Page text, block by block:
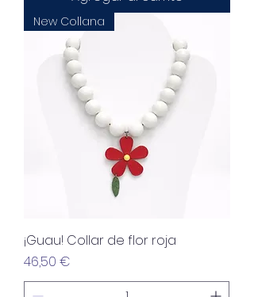
New Collana
¡Guau! Collar de flor roja
Precio
46,50 €